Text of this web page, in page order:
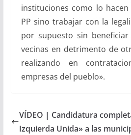
instituciones como lo
PP sino trabajar con la
por supuesto sin
vecinas en detrimento de
realizando en
empresas del pueblo».
VÍDEO | Candidatura
Izquierda Unida» a las